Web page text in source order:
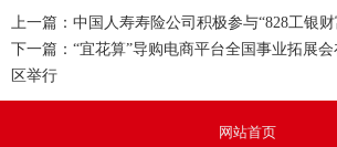
上一篇： 中国人寿寿险公司积极参与“828工银
下一篇： “宜花算”导购电商平台全国事业拓展
区举行
网站首页